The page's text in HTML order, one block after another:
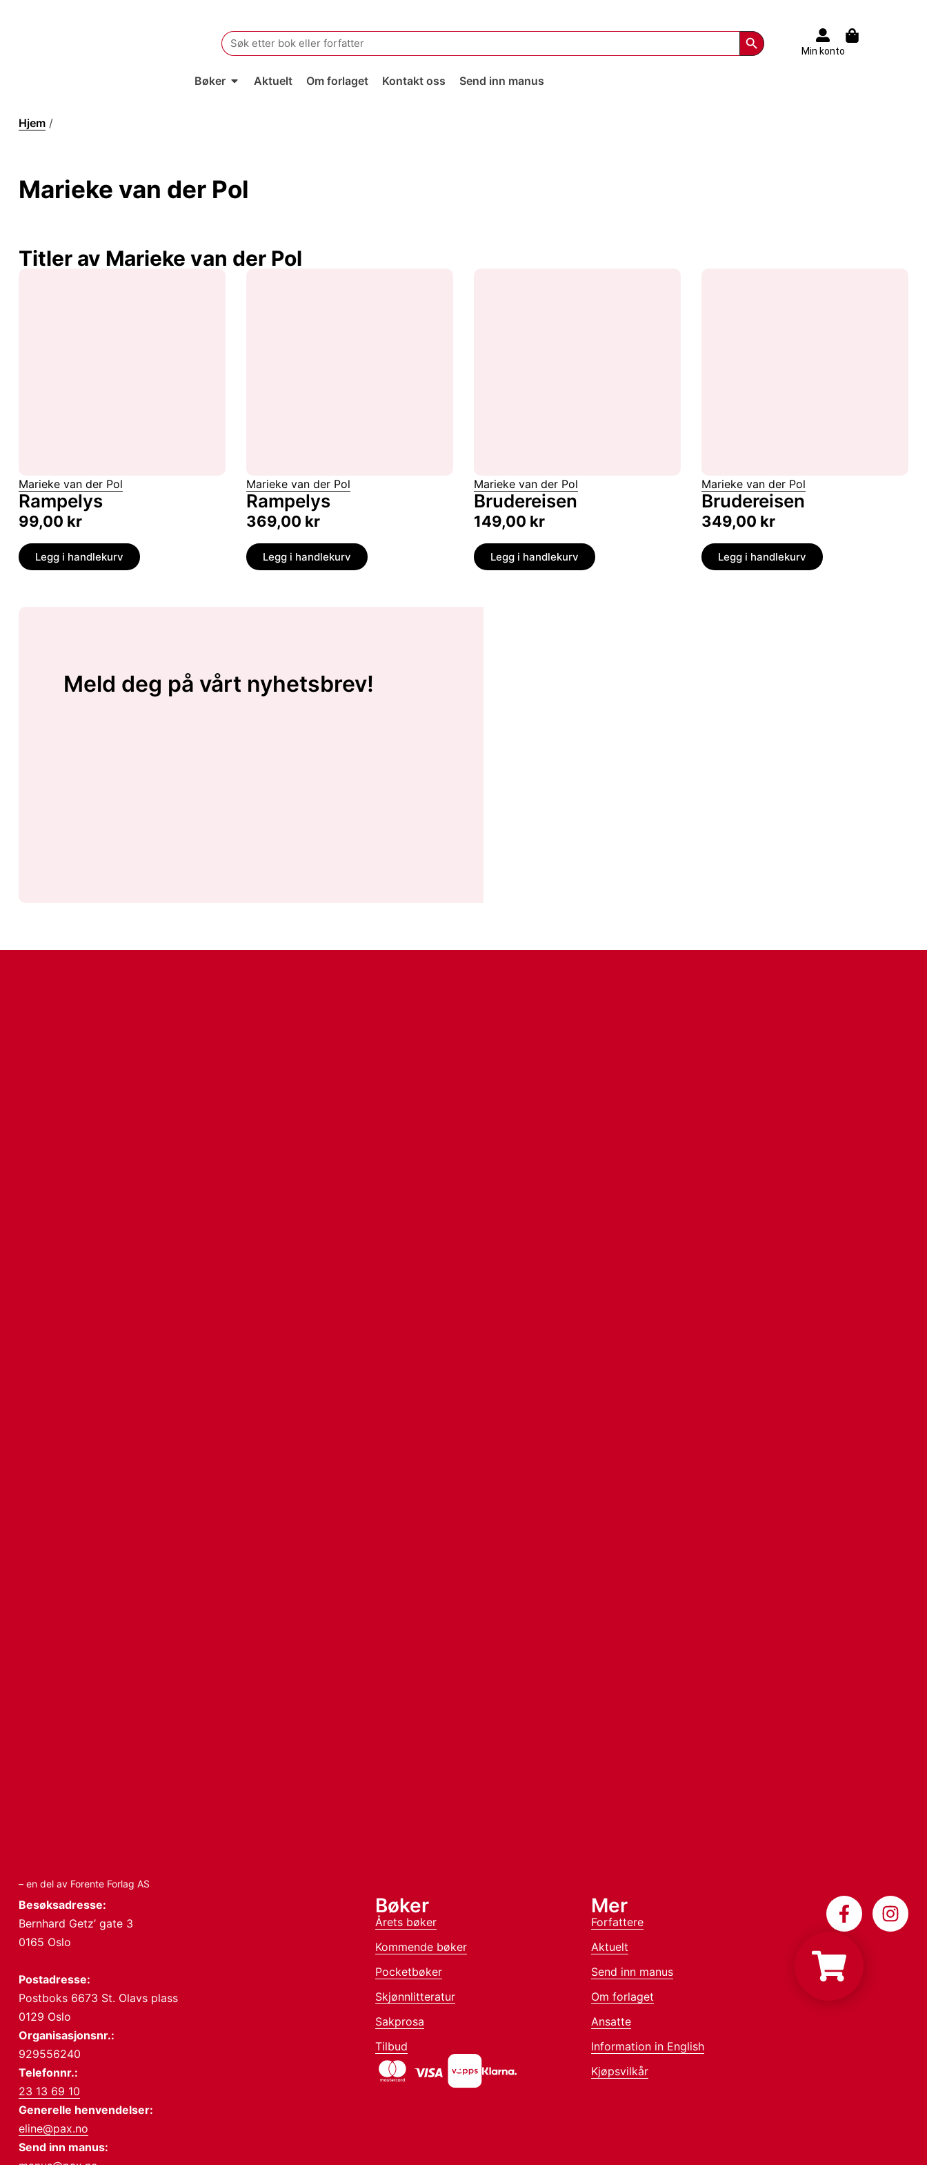
Search
for:
Search Button
Min konto
Bøker Aktuelt Om forlaget Kontakt oss Send inn manus
Hjem /
Marieke van der Pol
Titler av Marieke van der Pol
Marieke van der Pol
Rampelys
99,00 kr
Legg i handlekurv
Marieke van der Pol
Rampelys
369,00 kr
Legg i handlekurv
Marieke van der Pol
Brudereisen
149,00 kr
Legg i handlekurv
Marieke van der Pol
Brudereisen
349,00 kr
Legg i handlekurv
Meld deg på vårt nyhetsbrev!
– en del av Forente Forlag AS
Besøksadresse:
Bernhard Getz’ gate 3
0165 Oslo
Postadresse:
Postboks 6673 St. Olavs plass
0129 Oslo
Organisasjonsnr.:
929556240
Telefonnr.:
23 13 69 10
Generelle henvendelser:
eline@pax.no
Send inn manus:
Bøker
Årets bøker
Kommende bøker
Pocketbøker
Skjønnlitteratur
Sakprosa
Tilbud
Mer
Forfattere
Aktuelt
Send inn manus
Om forlaget
Ansatte
Information in English
Kjøpsvilkår